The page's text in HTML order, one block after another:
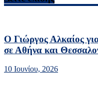
Ο Γιώργος Αλκαίος
σε Αθήνα και
10 Ιουνίου, 2026